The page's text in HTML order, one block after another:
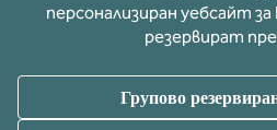
персонализиран уебсайт
резервират
Групово